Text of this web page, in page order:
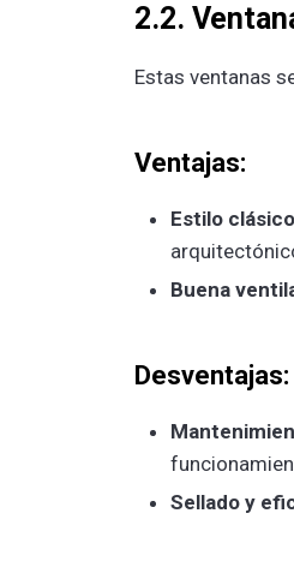
2.2.
Estas ventanas
Ventajas:
Estilo clásico
Buena
Desventajas:
Sellado y